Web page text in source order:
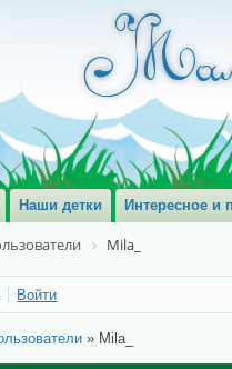
Наши детки Интересное и
Mila_
Войти
» Mila_